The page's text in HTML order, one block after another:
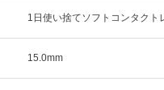
1日使い捨てソフトコンタクト
15.0mm